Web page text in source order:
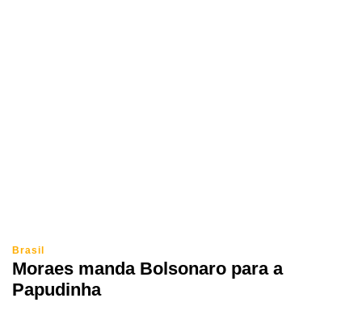
Brasil
Moraes manda Bolsonaro para a
Papudinha